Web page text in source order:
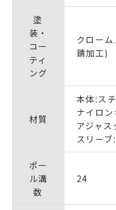
塗
装・
コー
ティ
ング
クロー
錆加工)
材質
本体:ス
ナイロ
アジャ
スリー
ポー
ル溝
数
24